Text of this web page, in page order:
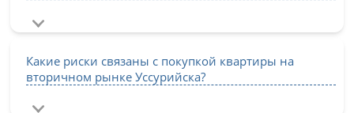
Какие риски связаны с покупкой квартиры на
вторичном рынке Уссурийска?